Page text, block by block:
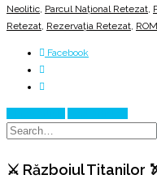
Neolitic Parcul Național Retezat
Retezat Rezervația Retezat
Facebook
⚔️ Războiul Titanilor